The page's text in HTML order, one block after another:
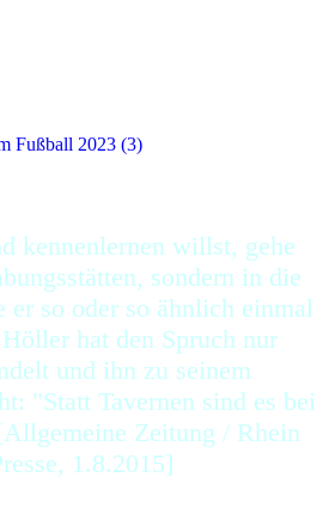
2023 (3)
kennenlernen willst, gehe
sondern in die
er so oder so ähnlich einmal
hat den Spruch nur
und ihn zu seinem
"Statt Tavernen sind es bei
Zeitung / Rhein
1.8.2015]
Fußball 2023 (3)